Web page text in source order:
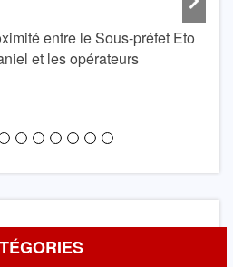
entre le Sous-préfet Eto
et les opérateurs